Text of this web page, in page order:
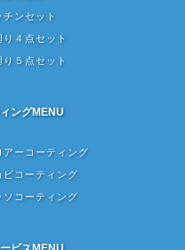
チンセット
り４点セット
り５点セット
ングMENU
アーコーティング
ビコーティング
ソコーティング